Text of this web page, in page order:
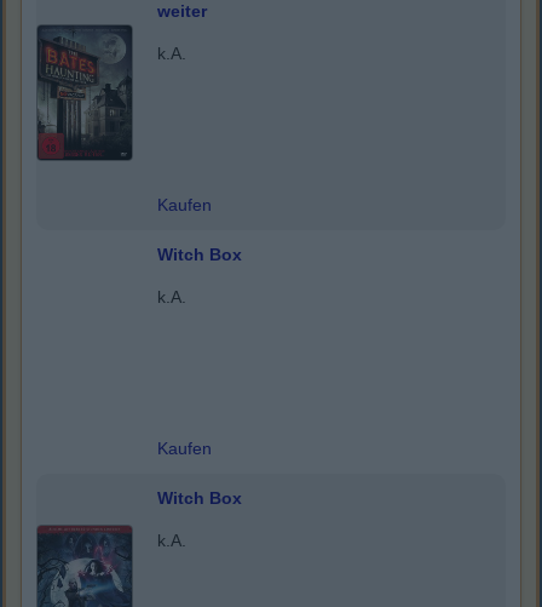
weiter
k.A.
Kaufen
Witch Box
k.A.
Kaufen
Witch Box
k.A.